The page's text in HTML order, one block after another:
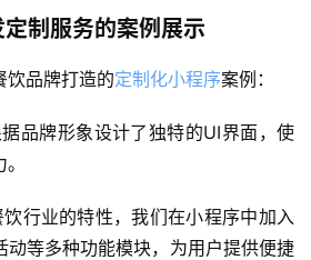
制服务的案例展示
饮品牌打造的定制化小程序案例：
品牌形象设计了独特的UI界面，使
行业的特性，我们在小程序中加入
动等多种功能模块，为用户提供便捷